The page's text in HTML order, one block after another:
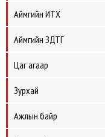
Аймгийн ИТХ
Аймгийн ЗДТГ
Цаг агаар
Зурхай
Ажлын байр